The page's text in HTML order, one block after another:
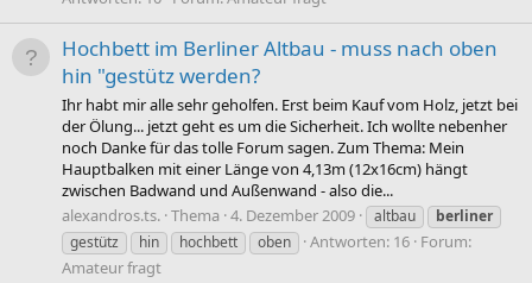
Hochbett im Berliner Altbau - muss nach oben
hin "gestütz werden?
Ihr habt mir alle sehr geholfen. Erst beim Kauf vom Holz, jetzt bei
der Ölung... jetzt geht es um die Sicherheit. Ich wollte nebenher
noch Danke für das tolle Forum sagen. Zum Thema: Mein
Hauptbalken mit einer Länge von 4,13m (12x16cm) hängt
zwischen Badwand und Außenwand - also die...
alexandros.ts. Thema 4. Dezember 2009 altbau
berliner
gestütz
hin hochbett oben Antworten: 16 Forum:
Amateur fragt